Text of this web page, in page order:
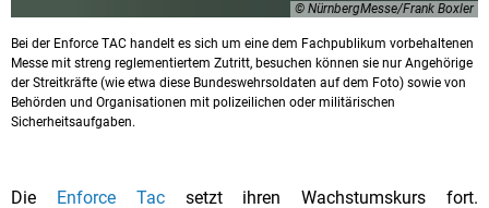
© NürnbergMesse/Frank Boxler
Bei der Enforce TAC handelt es sich um eine dem Fachpublikum vorbehaltenen
Messe mit streng reglementiertem Zutritt, besuchen können sie nur Angehörige
der Streitkräfte (wie etwa diese Bundeswehrsoldaten auf dem Foto) sowie von
Behörden und Organisationen mit polizeilichen oder militärischen
Sicherheitsaufgaben.
Die Enforce Tac setzt ihren Wachstumskurs fort.